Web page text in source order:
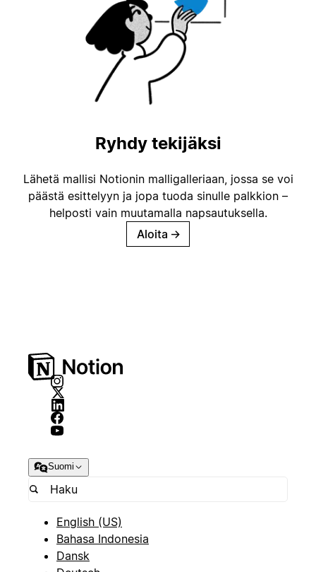
Ryhdy tekijäksi
Lähetä mallisi Notionin malligalleriaan, jossa se voi
päästä esittelyyn ja jopa tuoda sinulle palkkion –
helposti vain muutamalla napsautuksella.
Aloita →
Suomi
English (US)
Bahasa Indonesia
Dansk